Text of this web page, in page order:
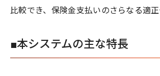
比較でき、保険金支払いのさらなる適正
■本システムの主な特長